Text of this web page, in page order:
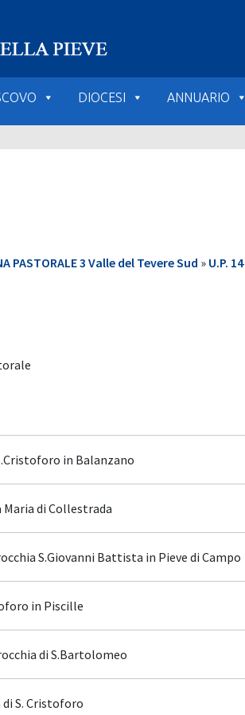
DIOCESI ANNUARIO
PASTORALE 3 Valle del Tevere Sud » U.P. 14
in Balanzano
Maria di Collestrada
S.Giovanni Battista in Pieve di Campo
in Piscille
di S.Bartolomeo
S. Cristoforo